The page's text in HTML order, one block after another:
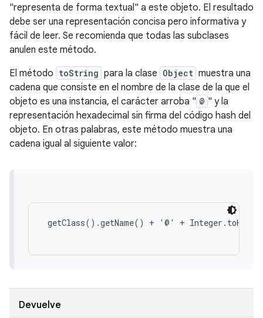
"representa de forma textual" a este objeto. El resultado
debe ser una representación concisa pero informativa y
fácil de leer. Se recomienda que todas las subclases
anulen este método.
El método toString para la clase Object muestra una
cadena que consiste en el nombre de la clase de la que el
objeto es una instancia, el carácter arroba " @ " y la
representación hexadecimal sin firma del código hash del
objeto. En otras palabras, este método muestra una
cadena igual al siguiente valor:
getClass().getName() + '@' +
Devuelve